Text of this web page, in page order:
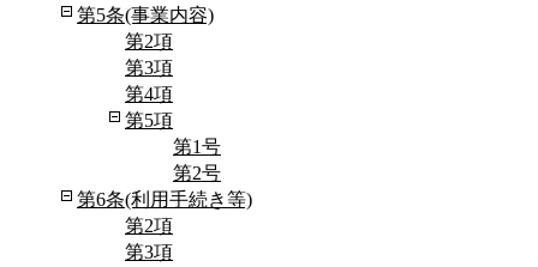
第5条(事業内容)
第2項
第3項
第4項
第5項
第1号
第2号
第6条(利用手続き等)
第2項
第3項